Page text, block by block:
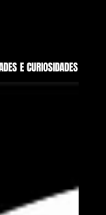
E CURIOSIDADES